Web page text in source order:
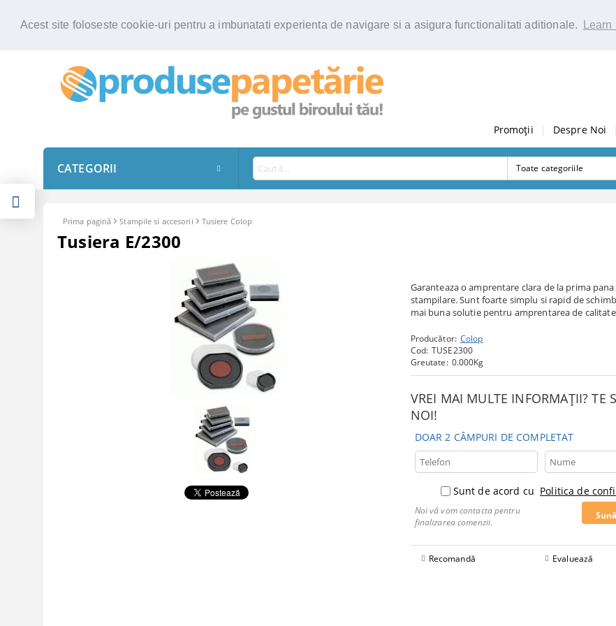
Acest site foloseste cookie-uri pentru a imbunatati experienta de navigare si a asigura functionalitati aditionale.
Promoții Despre Noi
CATEGORII
Prima pagină Stampile si accesorii Tusiere Colop
Tusiera E/2300
Garanteaza o amprentare clara de la prima
stampilare. Sunt foarte simplu si rapid de
mai buna solutie pentru amprentarea de
Producător: Colop
Cod: TUSE2300
Greutate: 0.000Kg
VREI MAI MULTE INFORMAȚII? TE
NOI!
DOAR 2 CÂMPURI DE COMPLETAT
Sunt de acord cu Politica de
Noi vă vom contacta pentru
finalizarea comenzii.
Recomandă Evaluează